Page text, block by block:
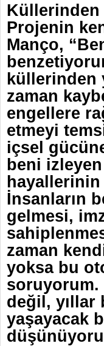
Küllerinden
Projenin
Manço,
küllerinden
zaman
engellere
etmeyi
içsel
beni
hayallerinin
İnsanların
gelmesi,
zaman
yoksa bu
soruyorum.
değil, yıllar
yaşayacak